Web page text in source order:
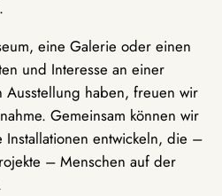
eine Galerie oder einen
und Interesse an einer
Ausstellung haben, freuen wir
Gemeinsam können wir
Installationen entwickeln, die –
– Menschen auf der